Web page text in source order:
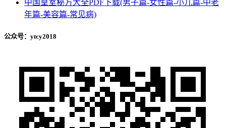
中国皇室秘方大全PDF下载(男子篇-女性篇-小儿篇-中老
年篇-美容篇-常见病)
公众号：ytcy2018